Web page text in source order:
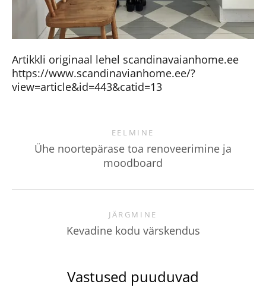
Artikkli originaal lehel scandinavaianhome.ee
https://www.scandinavianhome.ee/?
view=article&id=443&catid=13
EELMINE
Ühe noortepärase toa renoveerimine ja
moodboard
JÄRGMINE
Kevadine kodu värskendus
Vastused puuduvad